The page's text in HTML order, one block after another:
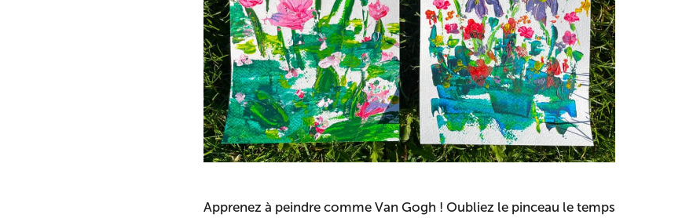
Apprenez à peindre comme Van Gogh ! Oubliez le pinceau le temps